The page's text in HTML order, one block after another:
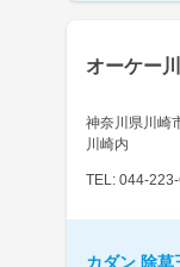
オーケー
神奈川県川崎
川崎内
TEL: 044-
カダン 除